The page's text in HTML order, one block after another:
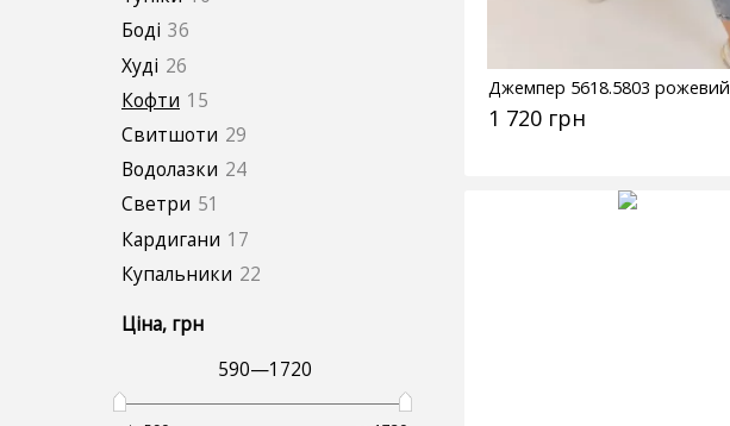
Боді 36
Худі 26
Кофти 15
Свитшоти 29
Водолазки 24
Светри 51
Кардигани 17
Купальники 22
Ціна, грн
590—1720
Джемпер 5618.5803 рожевий
1 720 грн